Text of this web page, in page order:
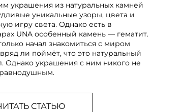
украшения из натуральных камней
уникальные узоры, цвета и
игру света. Однако есть в
UNA особенный камень — гематит.
начал знакомиться с миром
ли поймёт, что это натуральный
Однако украшения с ним никого не
равнодушным.
СТАТЬЮ